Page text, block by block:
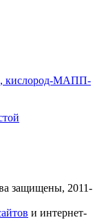
кислород-МАПП-
защищены, 2011-
и интернет-